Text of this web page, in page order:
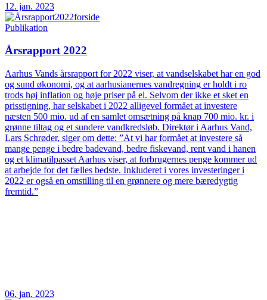
12. jan. 2023
Publikation
Årsrapport 2022
Aarhus Vands årsrapport for 2022 viser, at vandselskabet har en god
og sund økonomi, og at aarhusianernes vandregning er holdt i ro
trods høj inflation og høje priser på el. Selvom der ikke et sket en
prisstigning, har selskabet i 2022 alligevel formået at investere
næsten 500 mio. ud af en samlet omsætning på knap 700 mio. kr. i
grønne tiltag og et sundere vandkredsløb. Direktør i Aarhus Vand,
Lars Schrøder, siger om dette: ”At vi har formået at investere så
mange penge i bedre badevand, bedre fiskevand, rent vand i hanen
og et klimatilpasset Aarhus viser, at forbrugernes penge kommer ud
at arbejde for det fælles bedste. Inkluderet i vores investeringer i
2022 er også en omstilling til en grønnere og mere bæredygtig
fremtid.”
06. jan. 2023